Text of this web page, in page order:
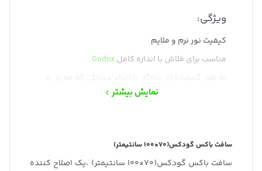
ویژگی:
کیفیت نور نرم و ملایم
مناسب برای فلاش با اندازه کاملGodox
به طور گسترده ای سازگار با انواع وسایلی که مجهز به
نمایش بیشتر
سافت باکس گودکس(70×100 سانتیمتر)
سافت باکس گودکس(70×100 سانتیمتر) ،یک اصلاح کننده